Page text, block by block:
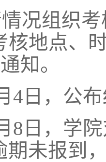
况组织考
核地点、
知。
4 日，公
8 日，学
期未报到